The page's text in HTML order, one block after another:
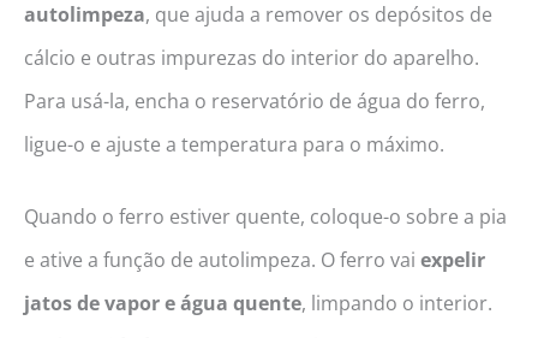
autolimpeza, que ajuda a remover os depósitos de
cálcio e outras impurezas do interior do aparelho.
Para usá-la, encha o reservatório de água do ferro,
ligue-o e ajuste a temperatura para o máximo.
Quando o ferro estiver quente, coloque-o sobre a pia
e ative a função de autolimpeza. O ferro vai expelir
jatos de vapor e água quente, limpando o interior.